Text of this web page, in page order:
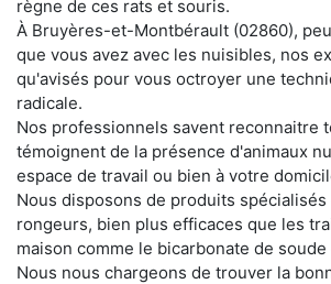
règne de ces rats et souris.
À Bruyères-et-Montbérault (02860),
que vous avez avec les nuisibles, nos
qu'avisés pour vous octroyer une
radicale.
Nos professionnels savent reconnaitre
témoignent de la présence d'animaux
espace de travail ou bien à votre
Nous disposons de produits
rongeurs, bien plus efficaces que les
maison comme le bicarbonate de soude
Nous nous chargeons de trouver la